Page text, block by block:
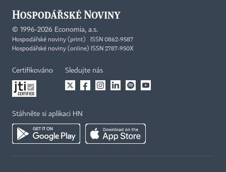
© 1996-2026 Economia, a.s.
Hospodářské noviny (print) ISSN 0862-9587
Hospodářské noviny (online) ISSN 2787-950X
Certifikováno Sledujte nás
Stáhněte si aplikaci HN